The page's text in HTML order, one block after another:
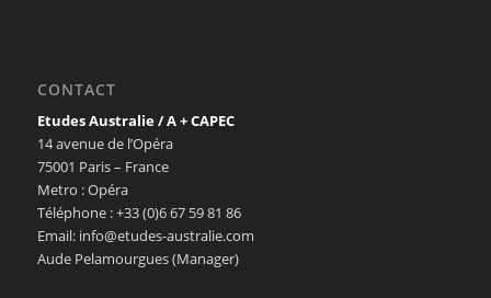
CONTACT
Etudes Australie / A + CAPEC
14 avenue de l’Opéra
75001 Paris – France
Metro : Opéra
Téléphone : +33 (0)6 67 59 81 86
Email: info@etudes-australie.com
Aude Pelamourgues (Manager)